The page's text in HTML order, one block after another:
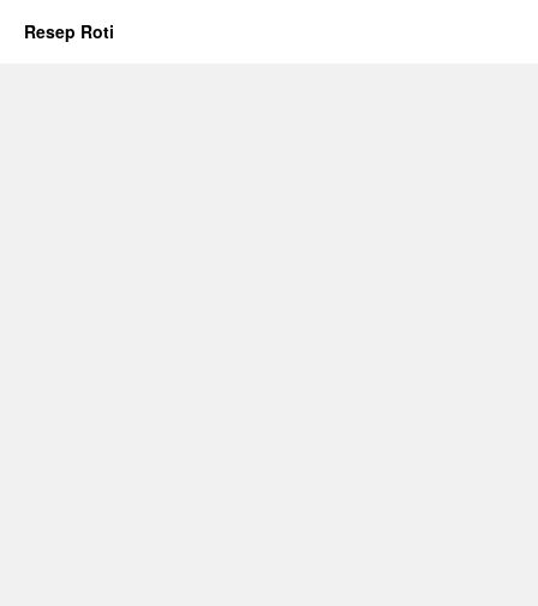
Resep Roti